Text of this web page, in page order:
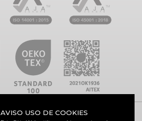
AVISO USO DE COOKIES